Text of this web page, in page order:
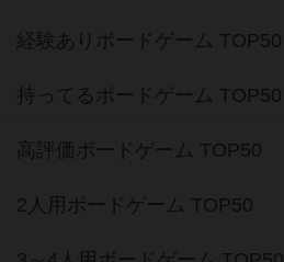
経験ありボードゲーム TOP50
持ってるボードゲーム TOP50
高評価ボードゲーム TOP50
2人用ボードゲーム TOP50